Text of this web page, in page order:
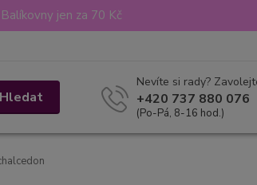
jen za 70 Kč
Hledat
Nevíte si rady?
+420 737 880 076
(Po-Pá, 8-16 hod.)